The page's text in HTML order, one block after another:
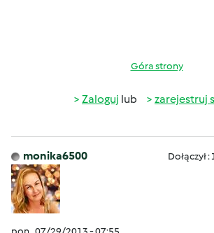
Góra strony
Zaloguj lub zarejestruj
monika6500 Dołączył